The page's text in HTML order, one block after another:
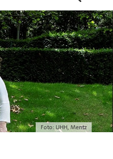
Foto: UHH, Mentz